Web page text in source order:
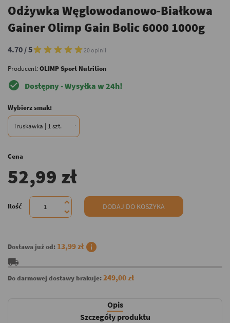
Odżywka Węglowodanowo-Białkowa
Gainer Olimp Gain Bolic 6000 1000g
4.70 / 5 20 opinii
Producent:OLIMP Sport Nutrition
check_circle Dostępny - Wysyłka w 24h!
Wybierz smak:
Cena
52,99 zł
Ilość DODAJ DO KOSZYKA
Dostawa już od: 13,99 zł info
local_shipping
Do darmowej dostawy brakuje:249,00 zł
Opis
Szczegóły produktu